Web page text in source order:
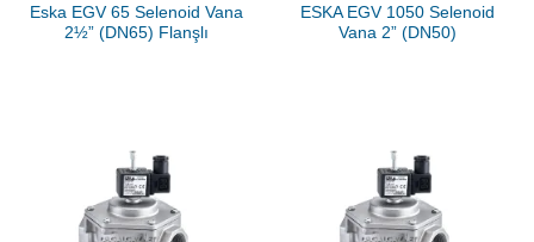
Eska EGV 65 Selenoid Vana
2½” (DN65) Flanşlı
ESKA EGV 1050 Selenoid
Vana 2” (DN50)